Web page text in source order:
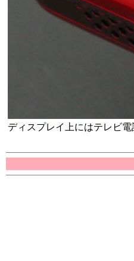
ディスプレイ上にはテレビ